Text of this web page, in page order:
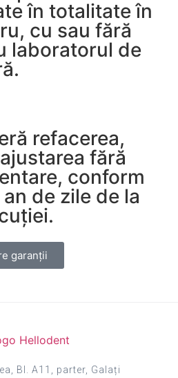
în totalitate în
cu sau fără
laboratorul de
refacerea,
fără
conform
de zile de la
garanții
Bl. A11, parter, Galați